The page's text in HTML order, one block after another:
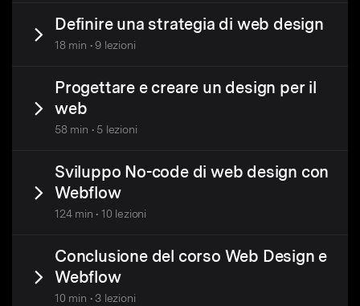
Definire una strategia di web design
18 min • 9 lezioni
Progettare e creare un design per il
web
58 min • 5 lezioni
Sviluppo No-code di web design con
Webflow
124 min • 10 lezioni
Conclusione del corso Web Design e
Webflow
10 min • 3 lezioni